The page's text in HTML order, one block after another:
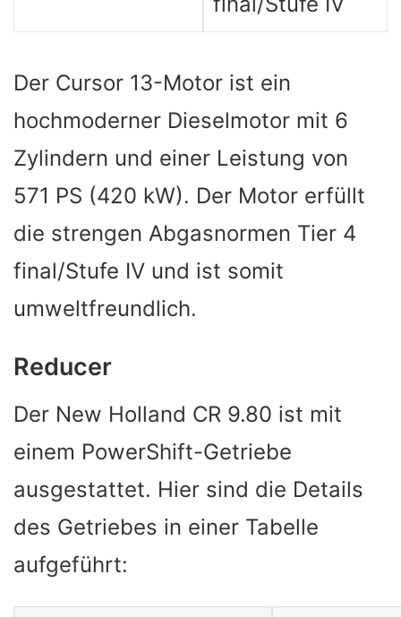
Der Cursor 13-Motor ist ein
hochmoderner Dieselmotor mit 6
Zylindern und einer Leistung von
571 PS (420 kW). Der Motor erfüllt
die strengen Abgasnormen Tier 4
final/Stufe IV und ist somit
umweltfreundlich.
Reducer
Der New Holland CR 9.80 ist mit
einem PowerShift-Getriebe
ausgestattet. Hier sind die Details
des Getriebes in einer Tabelle
aufgeführt: